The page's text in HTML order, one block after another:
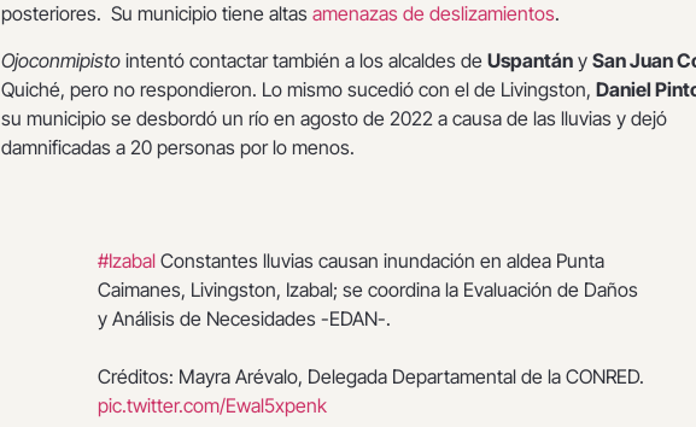
posteriores. Su municipio tiene altas amenazas de deslizamientos.
Ojoconmipisto intentó contactar también a los alcaldes de Uspantán y San Juan
Quiché, pero no respondieron. Lo mismo sucedió con el de Livingston, Daniel
su municipio se desbordó un río en agosto de 2022 a causa de las lluvias y dejó
damnificadas a 20 personas por lo menos.
#Izabal Constantes lluvias causan inundación en aldea Punta
Caimanes, Livingston, Izabal; se coordina la Evaluación de Daños
y Análisis de Necesidades -EDAN-.
Créditos: Mayra Arévalo, Delegada Departamental de la CONRED.
pic.twitter.com/Ewal5xpenk